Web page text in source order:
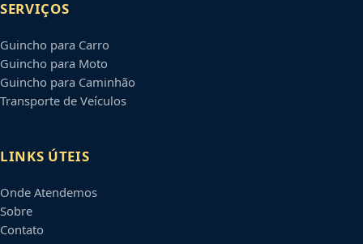
SERVIÇOS
Guincho para Carro
Guincho para Moto
Guincho para Caminhão
Transporte de Veículos
LINKS ÚTEIS
Onde Atendemos
Sobre
Contato